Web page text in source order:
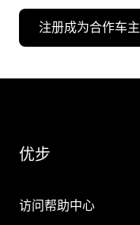
注册成为合作车主
优步
访问帮助中心